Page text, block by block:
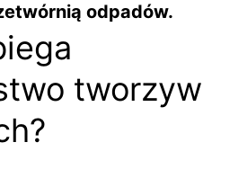
odpadów.
tworzyw